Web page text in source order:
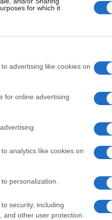
for which it
advertising like cookies on
for online advertising
analytics like cookies on
personalization.
security, including
other user protection.
το EF-2000 Typhoon και το
Τα
κι